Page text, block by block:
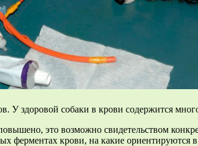
У здоровой собаки в крови содержится
это возможно свидетельством
ферментах крови, на какие ориентируются